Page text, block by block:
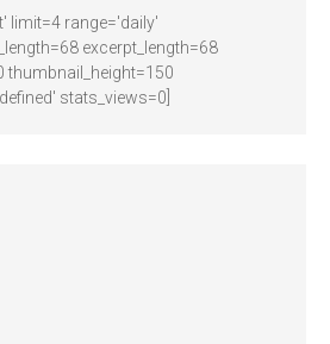
limit=4 range='daily'
excerpt_length=68
thumbnail_height=150
stats_views=0]